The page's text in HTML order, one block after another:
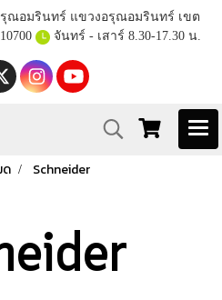
รุณอมรินทร์ แขวงอรุณอมรินทร์ เขต
จันทร์ - เสาร์ 8.30-17.30 น.
ด Schneider